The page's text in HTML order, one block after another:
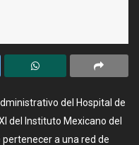
del Hospital de
del Instituto Mexicano del
a una red de